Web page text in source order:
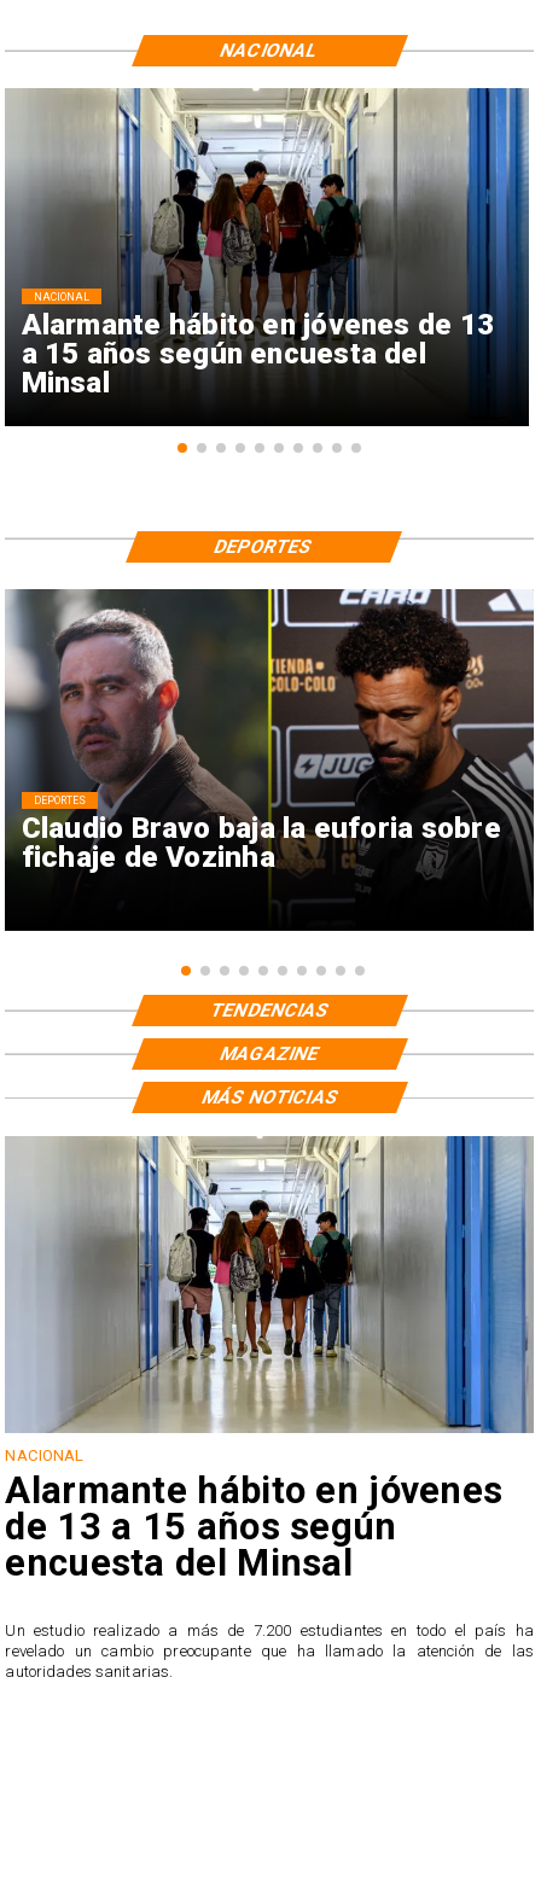
Alarmante hábito en jóvenes de 13
a 15 años según encuesta del
Minsal
NACIONAL
NACIONAL
Claudio Bravo baja la euforia sobre
fichaje de Vozinha
DEPORTES
DEPORTES
TENDENCIAS
MAGAZINE
NACIONAL
Alarmante hábito en jóvenes
de 13 a 15 años según
encuesta del Minsal
Un estudio realizado a más de 7.200 estudiantes en todo el país ha
revelado un cambio preocupante que ha llamado la atención de las
autoridades sanitarias.
MÁS NOTICIAS